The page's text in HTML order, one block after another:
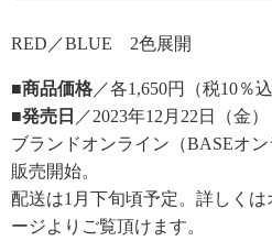
RED／BLUE 2色展開
■商品価格 ／各1,650円（税10％込
■発売日 ／2023年12月22日（金）
ブランドオンライン（BASEオ
販売開始。
配送は1月下旬頃予定。詳しく
ージよりご覧頂けます。